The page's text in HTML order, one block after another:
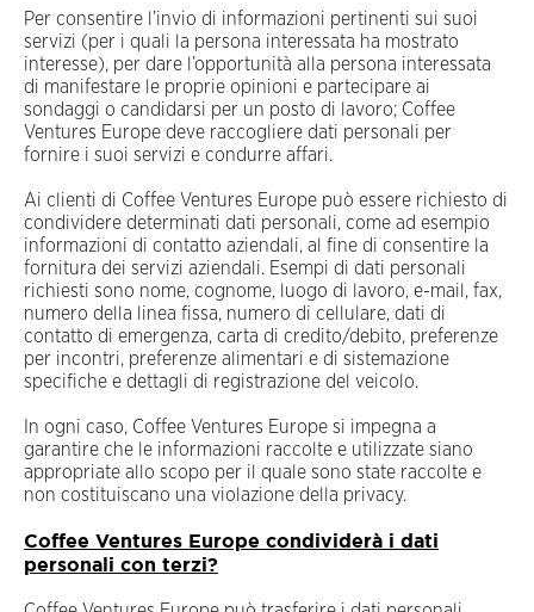
Per consentire l’invio di informazioni pertinenti sui suoi
servizi (per i quali la persona interessata ha mostrato
interesse), per dare l’opportunità alla persona interessata
di manifestare le proprie opinioni e partecipare ai
sondaggi o candidarsi per un posto di lavoro; Coffee
Ventures Europe deve raccogliere dati personali per
fornire i suoi servizi e condurre affari.
Ai clienti di Coffee Ventures Europe può essere richiesto di
condividere determinati dati personali, come ad esempio
informazioni di contatto aziendali, al fine di consentire la
fornitura dei servizi aziendali. Esempi di dati personali
richiesti sono nome, cognome, luogo di lavoro, e-mail, fax,
numero della linea fissa, numero di cellulare, dati di
contatto di emergenza, carta di credito/debito, preferenze
per incontri, preferenze alimentari e di sistemazione
specifiche e dettagli di registrazione del veicolo.
In ogni caso, Coffee Ventures Europe si impegna a
garantire che le informazioni raccolte e utilizzate siano
appropriate allo scopo per il quale sono state raccolte e
non costituiscano una violazione della privacy.
Coffee Ventures Europe condividerà i dati
personali con terzi?